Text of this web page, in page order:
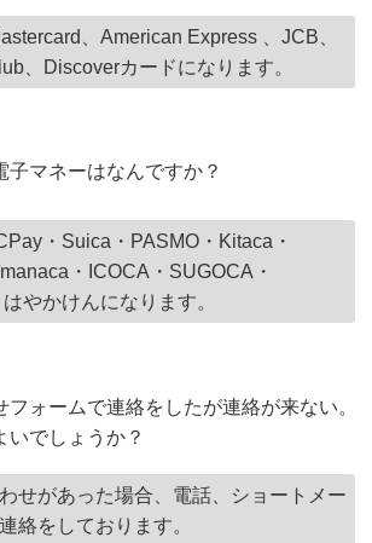
、American Express 、JCB、
、Discoverカードになります。
子マネーはなんですか？
・Suica・PASMO・Kitaca・
・ICOCA・SUGOCA・
やかけんになります。
フォームで連絡をしたが連絡が来ない。
いでしょうか？
せがあった場合、電話、ショートメー
絡をしております。